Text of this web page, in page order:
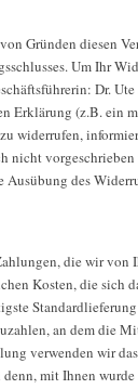
Gründen diesen
Um Ihr
Dr.
Erklärung (z.B. ein
widerrufen,
nicht
des
die wir von
Kosten, die sich
an dem die
verwenden wir
mit Ihnen